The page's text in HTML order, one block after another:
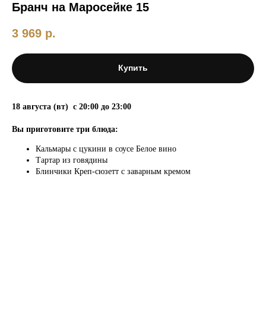
Бранч на Маросейке 15
3 969 р.
Купить
18 августа (вт) с 20:00 до 23:00
Вы приготовите три блюда:
Кальмары с цукини в соусе Белое вино
Тартар из говядины
Блинчики Креп-сюзетт с заварным кремом